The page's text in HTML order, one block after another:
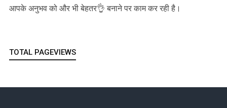
आपके अनुभव को और भी बेहतर👌 बनाने पर काम कर रही है।
TOTAL PAGEVIEWS